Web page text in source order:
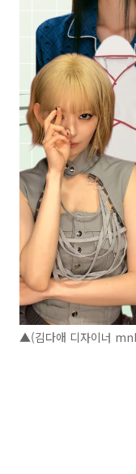
▲(김다애 디자이너